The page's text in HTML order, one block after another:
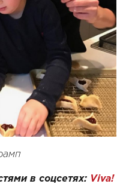
в соцсетях: Viva!